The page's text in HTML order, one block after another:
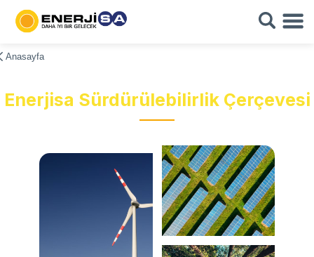
Anasayfa
Enerjisa Sürdürülebilirlik Çerçevesi